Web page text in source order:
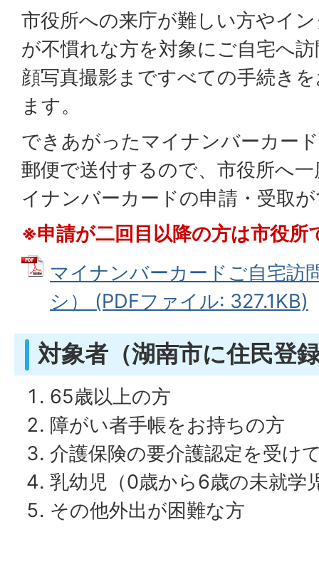
市役所への来庁が難しい方やイ
が不慣れな方を対象にご自宅へ
顔写真撮影まですべての手続き
ます。
できあがったマイナンバーカー
郵便で送付するので、市役所へ
イナンバーカードの申請・受取
※申請が二回目以降の方は市役所
マイナンバーカードご自宅訪
シ） (PDFファイル: 327.1KB)
対象者（湖南市に住民登
65歳以上の方
障がい者手帳をお持ちの方
介護保険の要介護認定を受け
乳幼児（0歳から6歳の未就学
その他外出が困難な方